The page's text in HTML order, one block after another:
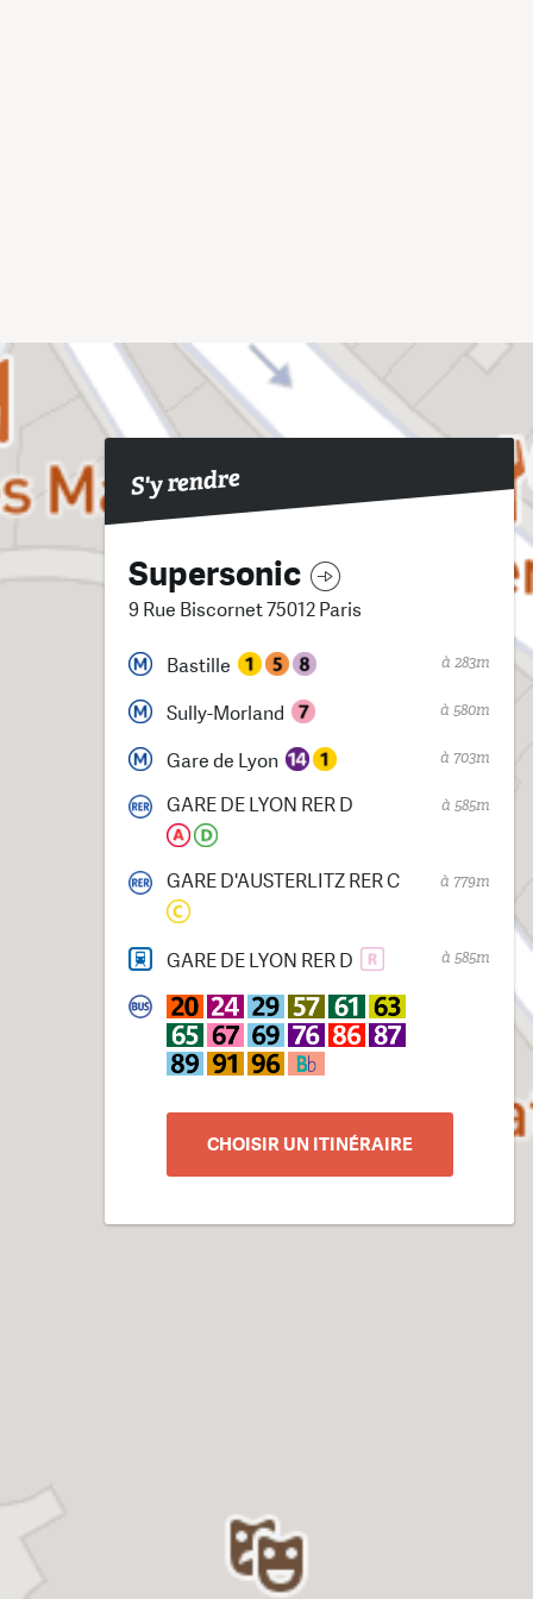
S'y rendre
Supersonic
9 Rue Biscornet 75012 Paris
Bastille à 283m
Sully-Morland à 580m
Gare de Lyon à 703m
GARE DE LYON RER D à 585m
GARE D'AUSTERLITZ RER C à 779m
GARE DE LYON RER D à 585m
CHOISIR UN ITINÉRAIRE